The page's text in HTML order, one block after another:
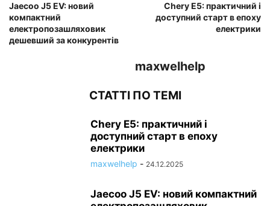
Jaecoo J5 EV: новий
компактний
електропозашляховик
дешевший за конкурентів
Chery E5: практичний і
доступний старт в епоху
електрики
maxwelhelp
СТАТТІ ПО ТЕМІ
Chery E5: практичний і
доступний старт в епоху
електрики
maxwelhelp - 24.12.2025
Jaecoo J5 EV: новий компактний